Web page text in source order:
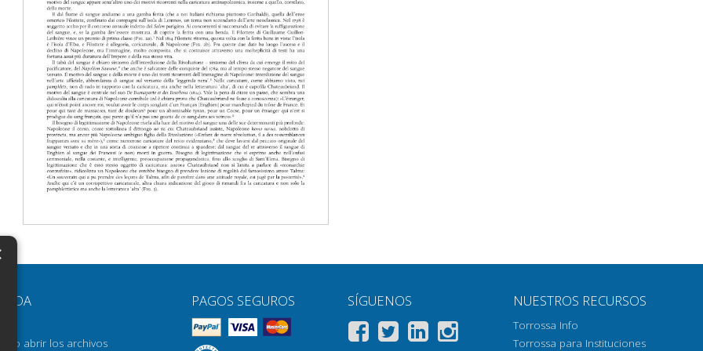
AYUDA
abrir los archivos
PAGOS SEGUROS SÍGUENOS NUESTROS RECURSOS
Torrossa Info
Torrossa para Instituciones